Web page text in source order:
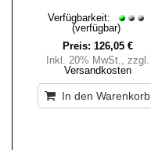
Verfügbarkeit:
(verfügbar)
Preis: 126,05 €
Inkl. 20% MwSt., zzgl.
Versandkosten
In den Warenkorb